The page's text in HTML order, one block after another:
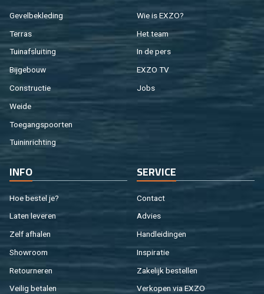
Ge­vel­be­kle­ding
Ter­ras
Tuin­af­slui­ting
Bij­ge­bouw
Con­struc­tie
Weide
Toe­gangs­poor­ten
Tuin­in­rich­ting
Wie is EXZO?
Het team
In de pers
EXZO TV
Jobs
INFO
Hoe be­stel je?
Laten le­ve­ren
Zelf af­ha­len
Show­room
Re­tour­ne­ren
Vei­lig be­ta­len
SER­VI­CE
Con­tact
Ad­vies
Hand­lei­din­gen
In­spi­ra­tie
Za­ke­lijk be­stel­len
Ver­ko­pen via EXZO